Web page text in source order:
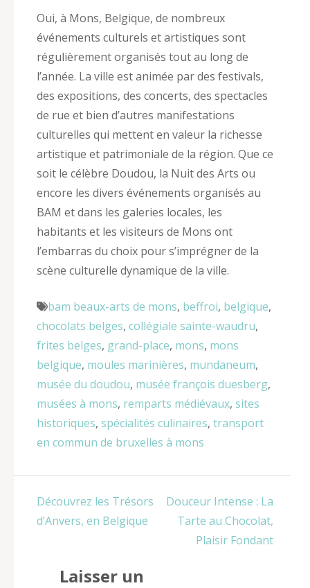
Oui, à Mons, Belgique, de nombreux
événements culturels et artistiques sont
régulièrement organisés tout au long de
l’année. La ville est animée par des festivals,
des expositions, des concerts, des spectacles
de rue et bien d’autres manifestations
culturelles qui mettent en valeur la richesse
artistique et patrimoniale de la région. Que ce
soit le célèbre Doudou, la Nuit des Arts ou
encore les divers événements organisés au
BAM et dans les galeries locales, les
habitants et les visiteurs de Mons ont
l’embarras du choix pour s’imprégner de la
scène culturelle dynamique de la ville.
bam beaux-arts de mons, beffroi, belgique,
chocolats belges, collégiale sainte-waudru,
frites belges, grand-place, mons, mons
belgique, moules marinières, mundaneum,
musée du doudou, musée françois duesberg,
musées à mons, remparts médiévaux, sites
historiques, spécialités culinaires, transport
en commun de bruxelles à mons
Navigation
de
Découvrez les Trésors
d’Anvers, en Belgique
Douceur Intense : La
Tarte au Chocolat,
Plaisir Fondant
Laisser un